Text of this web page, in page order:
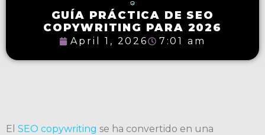
GUÍA PRÁCTICA DE SEO
COPYWRITING PARA 2026
April 1, 2026 7:01 am
El SEO copywriting se ha convertido en una